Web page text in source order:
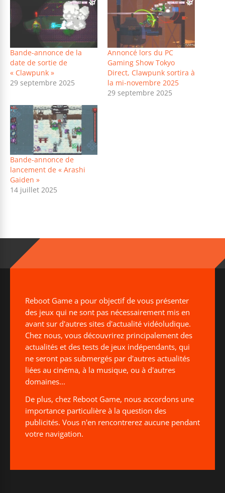
Bande-annonce de la
date de sortie de
« Clawpunk »
29 septembre 2025
Annoncé lors du PC
Gaming Show Tokyo
Direct, Clawpunk sortira à
la mi-novembre 2025
29 septembre 2025
Bande-annonce de
lancement de « Arashi
Gaiden »
14 juillet 2025
Reboot Game a pour objectif de vous présenter
des jeux qui ne sont pas nécessairement mis en
avant sur d'autres sites d'actualité vidéoludique.
Chez nous, vous découvrirez principalement des
actualités et des tests de jeux indépendants, qui
ne seront pas submergés par d'autres actualités
liées au cinéma, à la musique, ou à d'autres
domaines...
De plus, chez Reboot Game, nous accordons une
importance particulière à la question des
publicités. Vous n'en rencontrerez aucune pendant
votre navigation.